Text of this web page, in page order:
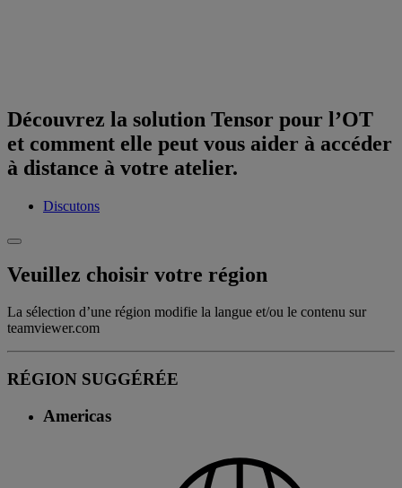
Découvrez la solution Tensor pour l’OT
et comment elle peut vous aider à accéder
à distance à votre atelier.
Discutons
Veuillez choisir votre région
La sélection d’une région modifie la langue et/ou le contenu sur
teamviewer.com
RÉGION SUGGÉRÉE
Americas